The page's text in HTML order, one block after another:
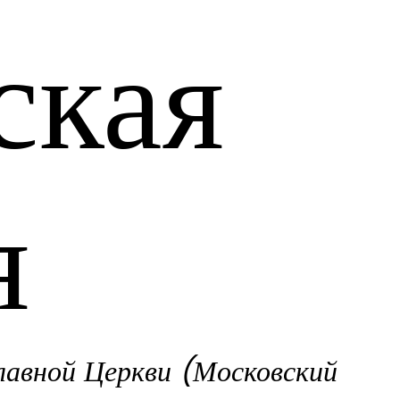
Церкви (Московский